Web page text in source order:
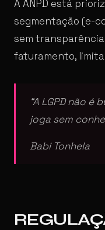
A ANPD está
segmentação (e-
sem
faturamento,
“A LGPD não
joga sem
Babi Tonhela